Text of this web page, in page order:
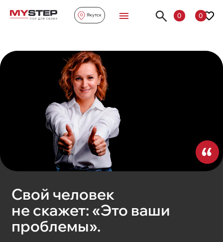
Якутск 0 0
Свой человек
не скажет: «Это ваши
проблемы».